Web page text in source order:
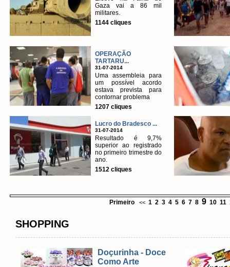
Gaza vai a 86 mil
militares.
1144 cliques
OPERAÇÃO
TARTARU...
31-07-2014
Uma assembleia para
um possível acordo
estava prevista para
contornar problema
1207 cliques
Lucro do Bradesco ...
31-07-2014
Resultado é 9,7%
superior ao registrado
no primeiro trimestre do
ano.
1512 cliques
Primeiro << 1 2 3 4 5 6 7 8 9 10 11
SHOPPING
Doçurinha - Doce
Como Arte